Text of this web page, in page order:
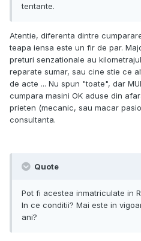
tentante.
Atentie, diferenta dintre
teapa iensa este un fir de par.
preturi senzationale au
reparate sumar, sau cine stie ce
de acte ... Nu spun "toate", dar
cumpara masini OK aduse din
prieten (mecanic, sau macar
consultanta.
Quote
Pot fi acestea inmatriculate in
In ce conditii? Mai este in
ani?